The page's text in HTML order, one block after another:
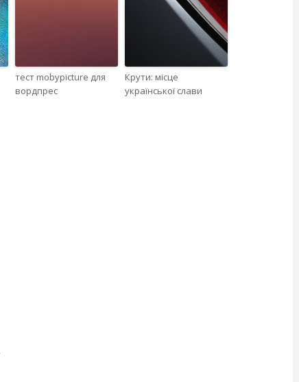
тест mobypicture для
вордпрес
Крути: місце
української слави